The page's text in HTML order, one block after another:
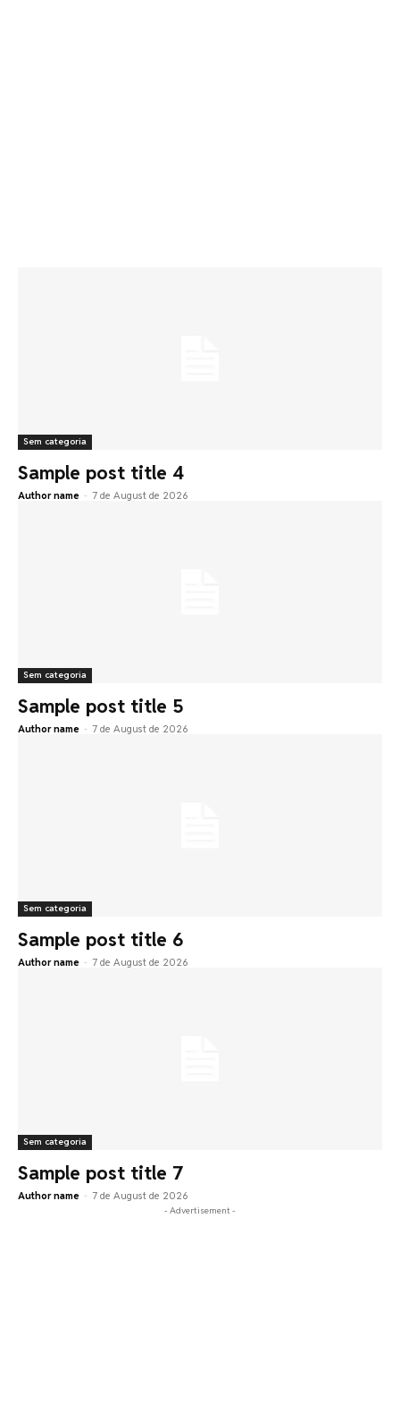
Sem categoria
Sample post title 4
Author name - 7 de August de 2026
Sem categoria
Sample post title 5
Author name - 7 de August de 2026
Sem categoria
Sample post title 6
Author name - 7 de August de 2026
Sem categoria
Sample post title 7
Author name - 7 de August de 2026
- Advertisement -